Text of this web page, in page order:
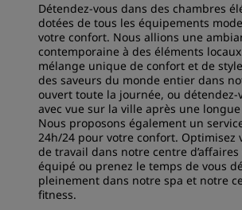
Détendez-vous dans des chambres
dotées de tous les équipements
votre confort. Nous allions une
contemporaine à des éléments
mélange unique de confort et de
des saveurs du monde entier dans
ouvert toute la journée, ou détendez-
avec vue sur la ville après une
Nous proposons également un
24h/24 pour votre confort. Optimisez
de travail dans notre centre
équipé ou prenez le temps de vous
pleinement dans notre spa et notre
fitness.